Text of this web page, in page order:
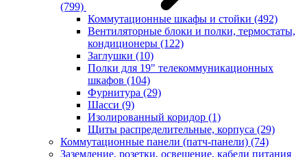
(799)
Коммутационные шкафы и стойки (492)
Вентиляторные блоки и полки, термостаты,
кондиционеры (122)
Заглушки (10)
Полки для 19" телекоммуникационных
шкафов (104)
Фурнитура (29)
Шасси (9)
Изолированный коридор (1)
Щиты распределительные, корпуса (29)
Коммутационные панели (патч-панели) (74)
Заземление, розетки, освещение, кабели питания